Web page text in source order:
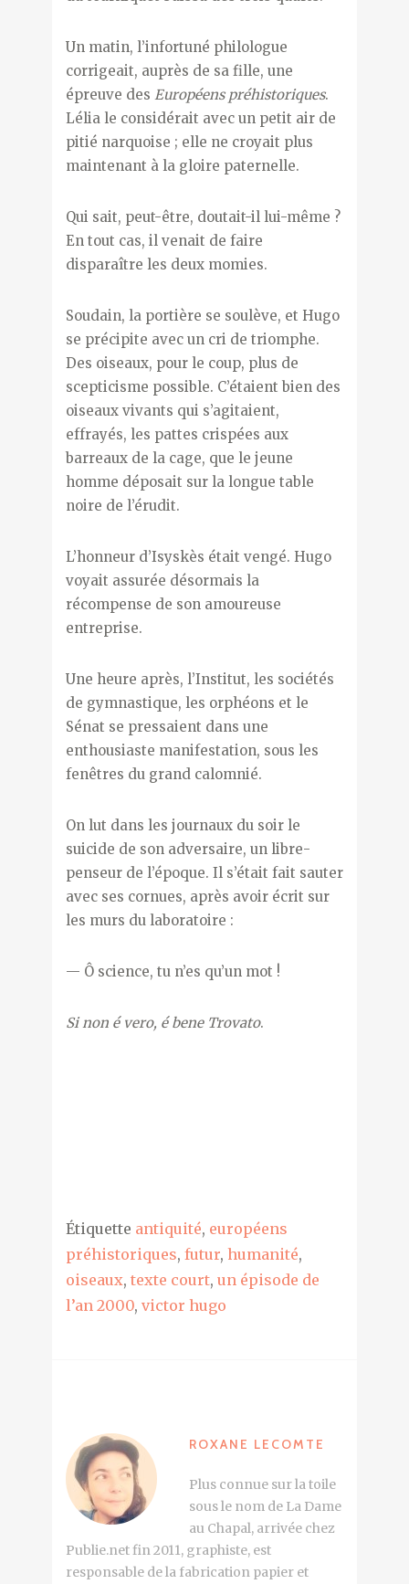
Un matin, l’infortuné philologue
corrigeait, auprès de sa fille, une
épreuve des Européens préhistoriques.
Lélia le considérait avec un petit air de
pitié narquoise ; elle ne croyait plus
maintenant à la gloire paternelle.
Qui sait, peut-être, doutait-il lui-même ?
En tout cas, il venait de faire
disparaître les deux momies.
Soudain, la portière se soulève, et Hugo
se précipite avec un cri de triomphe.
Des oiseaux, pour le coup, plus de
scepticisme possible. C’étaient bien des
oiseaux vivants qui s’agitaient,
effrayés, les pattes crispées aux
barreaux de la cage, que le jeune
homme déposait sur la longue table
noire de l’érudit.
L’honneur d’Isyskès était vengé. Hugo
voyait assurée désormais la
récompense de son amoureuse
entreprise.
Une heure après, l’Institut, les sociétés
de gymnastique, les orphéons et le
Sénat se pressaient dans une
enthousiaste manifestation, sous les
fenêtres du grand calomnié.
On lut dans les journaux du soir le
suicide de son adversaire, un libre-
penseur de l’époque. Il s’était fait sauter
avec ses cornues, après avoir écrit sur
les murs du laboratoire :
— Ô science, tu n’es qu’un mot !
Si non é vero, é bene Trovato.
Étiquette antiquité, européens
préhistoriques, futur, humanité,
oiseaux, texte court, un épisode de
l’an 2000, victor hugo
ROXANE LECOMTE
Plus connue sur la toile
sous le nom de La Dame
au Chapal, arrivée chez
Publie.net fin 2011, graphiste, est
responsable de la fabrication papier et